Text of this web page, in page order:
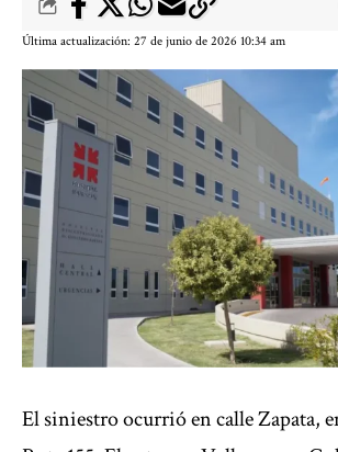
Última actualización: 27 de junio de 2026 10:34 am
El siniestro ocurrió en calle Zapata,